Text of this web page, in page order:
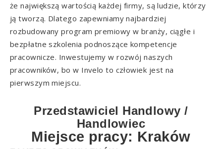
że największą wartością każdej firmy, są ludzie, którzy
ją tworzą. Dlatego zapewniamy najbardziej
rozbudowany program premiowy w branży, ciągłe i
bezpłatne szkolenia podnoszące kompetencje
pracownicze. Inwestujemy w rozwój naszych
pracowników, bo w Invelo to człowiek jest na
pierwszym miejscu.
Przedstawiciel Handlowy /
Handlowiec
Miejsce pracy: Kraków